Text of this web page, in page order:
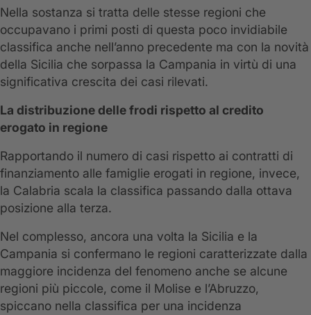
Nella sostanza si tratta delle stesse regioni che
occupavano i primi posti di questa poco invidiabile
classifica anche nell’anno precedente ma con la novità
della Sicilia che sorpassa la Campania in virtù di una
significativa crescita dei casi rilevati.
La distribuzione delle frodi rispetto al credito
erogato in regione
Rapportando il numero di casi rispetto ai contratti di
finanziamento alle famiglie erogati in regione, invece,
la Calabria scala la classifica passando dalla ottava
posizione alla terza.
Nel complesso, ancora una volta la Sicilia e la
Campania si confermano le regioni caratterizzate dalla
maggiore incidenza del fenomeno anche se alcune
regioni più piccole, come il Molise e l’Abruzzo,
spiccano nella classifica per una incidenza